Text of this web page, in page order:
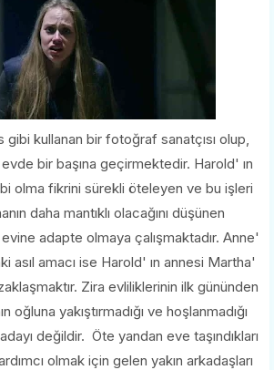
kullanan bir fotoğraf sanatçısı olup,
evde bir başına geçirmektedir. Harold' ın
olma fikrini sürekli öteleyen ve bu işleri
daha mantıklı olacağını düşünen
evine adapte olmaya çalışmaktadır. Anne'
asıl amacı ise Harold' ın annesi Martha'
Zira evliliklerinin ilk gününden
oğluna yakıştırmadığı ve hoşlanmadığı
değildir. Öte yandan eve taşındıkları
olmak için gelen yakın arkadaşları